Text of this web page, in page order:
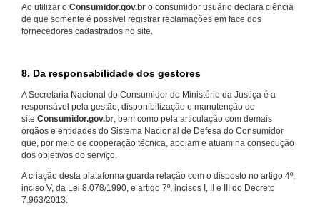
Ao utilizar o Consumidor.gov.br o consumidor usuário declara ciência
de que somente é possível registrar reclamações em face dos
fornecedores cadastrados no site.
8. Da responsabilidade dos gestores
A Secretaria Nacional do Consumidor do Ministério da Justiça é a
responsável pela gestão, disponibilização e manutenção do
site Consumidor.gov.br, bem como pela articulação com demais
órgãos e entidades do Sistema Nacional de Defesa do Consumidor
que, por meio de cooperação técnica, apoiam e atuam na consecução
dos objetivos do serviço.
A criação desta plataforma guarda relação com o disposto no artigo 4º,
inciso V, da Lei 8.078/1990, e artigo 7º, incisos I, II e III do Decreto
7.963/2013.